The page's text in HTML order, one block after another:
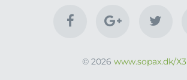
© 2026 www.sopax.dk/X3